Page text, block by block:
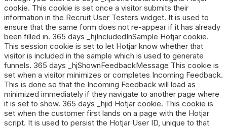
cookie. This cookie is set once a visitor submits their
information in the Recruit User Testers widget. It is used to
ensure that the same form does not re-appear if it has already
been filled in. 365 days _hjIncludedInSample Hotjar cookie.
This session cookie is set to let Hotjar know whether that
visitor is included in the sample which is used to generate
funnels. 365 days _hjShownFeedbackMessage This cookie is
set when a visitor minimizes or completes Incoming Feedback.
This is done so that the Incoming Feedback will load as
minimized immediately if they navigate to another page where
it is set to show. 365 days _hjid Hotjar cookie. This cookie is
set when the customer first lands on a page with the Hotjar
script. It is used to persist the Hotjar User ID, unique to that